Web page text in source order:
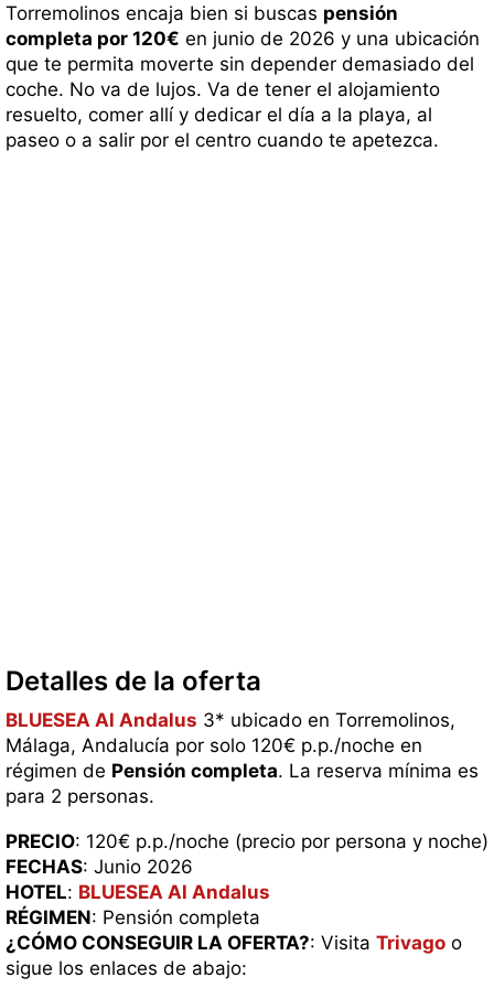
Torremolinos encaja bien si buscas pensión
completa por 120€ en junio de 2026 y una ubicación
que te permita moverte sin depender demasiado del
coche. No va de lujos. Va de tener el alojamiento
resuelto, comer allí y dedicar el día a la playa, al
paseo o a salir por el centro cuando te apetezca.
Detalles de la oferta
BLUESEA Al Andalus 3* ubicado en Torremolinos,
Málaga, Andalucía por solo 120€ p.p./noche en
régimen de Pensión completa. La reserva mínima es
para 2 personas.
PRECIO: 120€ p.p./noche (precio por persona y noche)
FECHAS: Junio 2026
HOTEL: BLUESEA Al Andalus
RÉGIMEN: Pensión completa
¿CÓMO CONSEGUIR LA OFERTA?: Visita Trivago o
sigue los enlaces de abajo: